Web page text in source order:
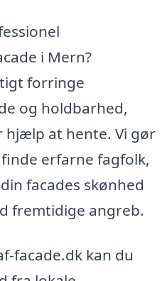
i Mern?
forringe
og holdbarhed,
hjælp at hente. Vi gør
erfarne fagfolk,
facades skønhed
fremtidige angreb.
facade.dk kan du